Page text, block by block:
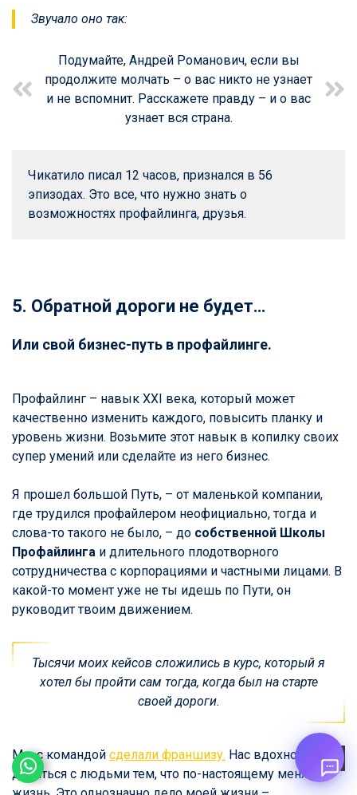
Звучало оно так:
Подумайте, Андрей Романович, если вы
продолжите молчать – о вас никто не узнает
и не вспомнит. Расскажете правду – и о вас
узнает вся страна.
Чикатило писал 12 часов, признался в 56
эпизодах. Это все, что нужно знать о
возможностях профайлинга, друзья.
5. Обратной дороги не будет…
Или свой бизнес-путь в профайлинге.
Профайлинг – навык XXI века, который может
качественно изменить каждого, повысить планку и
уровень жизни. Возьмите этот навык в копилку своих
супер умений или сделайте из него бизнес.
Я прошел большой Путь, – от маленькой компании,
где трудился профайлером неофициально, тогда и
слова-то такого не было, – до собственной Школы
Профайлинга и длительного плодотворного
сотрудничества с корпорациями и частными лицами. В
какой-то момент уже не ты идешь по Пути, он
руководит твоим движением.
Тысячи моих кейсов сложились в курс, который я
хотел бы пройти сам тогда, когда был на старте
своей дороги.
Мы с командой сделали франшизу. Нас вдохновляет
делиться с людьми тем, что по-настоящему меняет